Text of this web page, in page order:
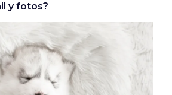
y fotos?